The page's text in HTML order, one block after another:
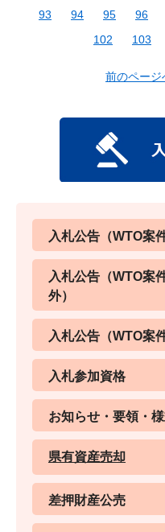
93
94 95 96
102
103
前のページ
入札公告（WTO案件
入札公告（WTO案
外）
入札公告（WTO案
入札参加資格
お知らせ・要領・
県有資産売却
差押財産公売